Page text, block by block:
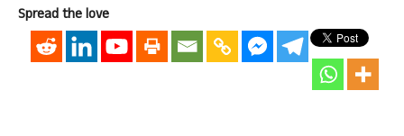
Spread the love